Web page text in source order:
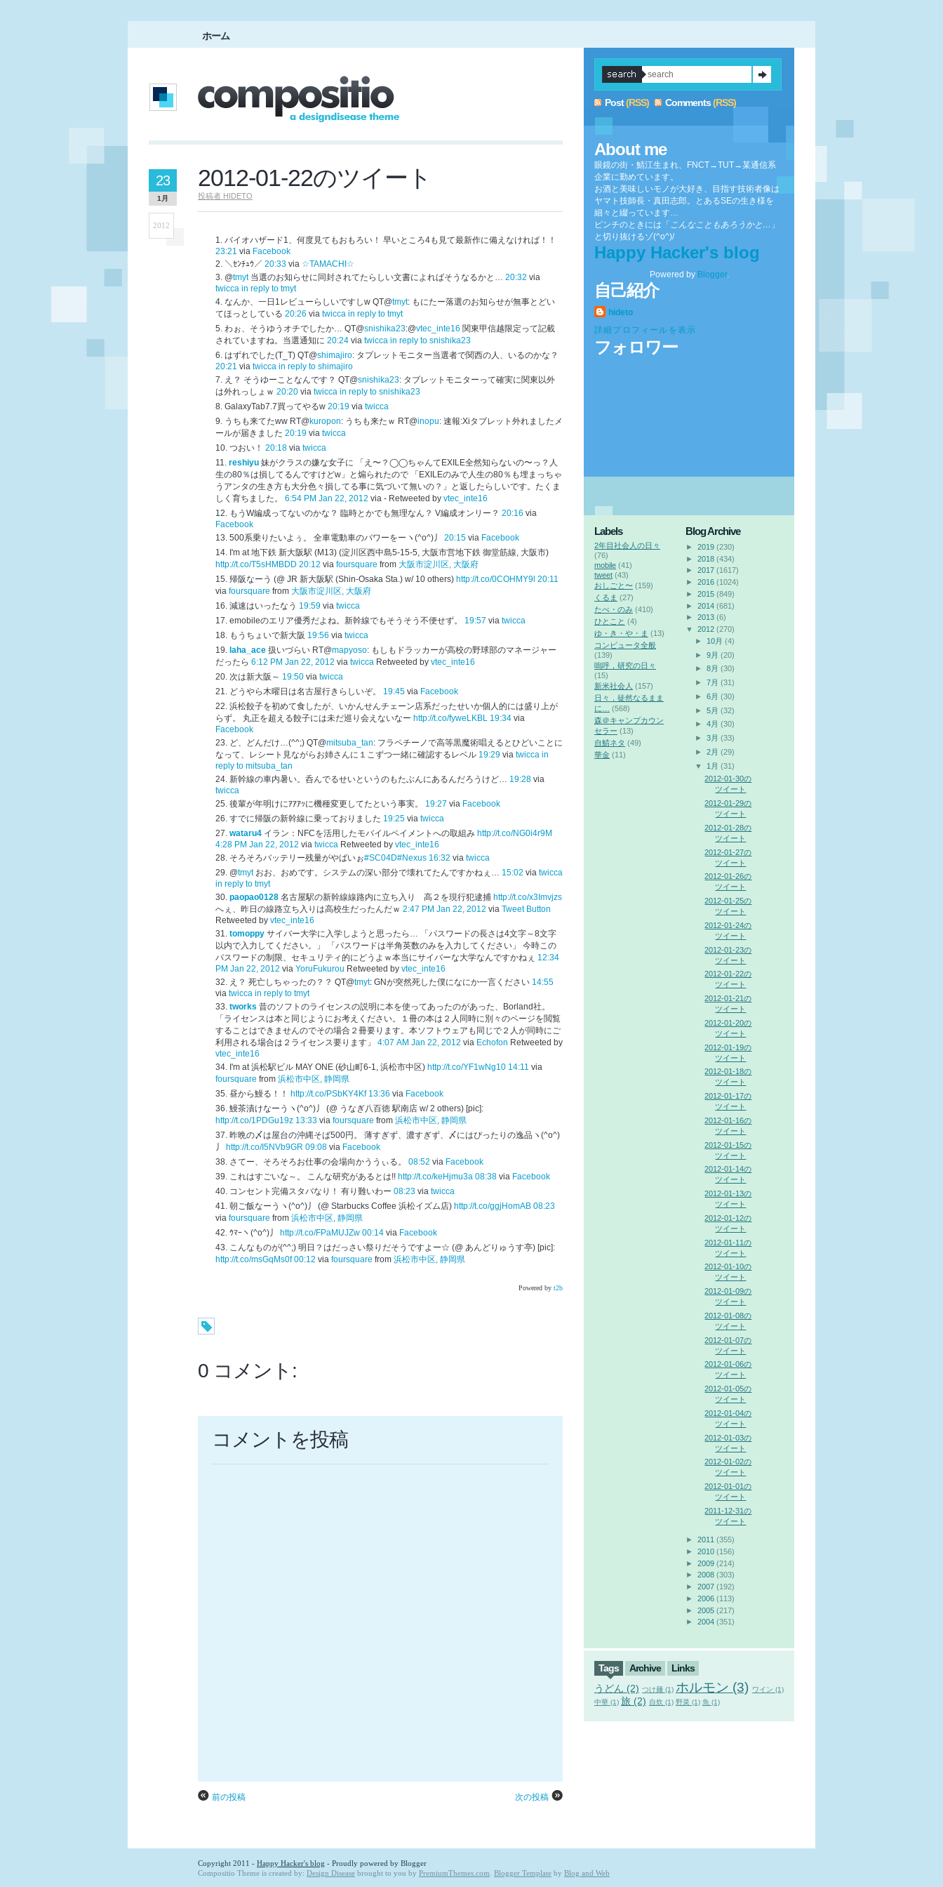
ホーム
2012-01-22のツイート
投稿者 HIDETO
23
1月
2012
バイオハザード1、何度見てもおもろい！ 早いところ4も見て最新作に備えなければ！！
23:21 via Facebook
＼ｾﾝﾁｭｳ／ 20:33 via ☆TAMACHI☆
@tmyt当選のお知らせに同封されてたらしい文書によればそうなるかと… 20:32 via
twicca in reply to tmyt
なんか、一日1レビューらしいですしw QT@tmyt: もにたー落選のお知らせが無事とどい
てほっとしている 20:26 via twicca in reply to tmyt
わぉ、そうゆうオチでしたか… QT@snishika23:@vtec_inte16 関東甲信越限定って記載
されていますね。当選通知に 20:24 via twicca in reply to snishika23
はずれでした(T_T) QT@shimajiro: タプレットモニター当選者で関西の人、いるのかな？
20:21 via twicca in reply to shimajiro
え？ そうゆーことなんです？ QT@snishika23: タブレットモニターって確実に関東以外
は外れっしょｗ 20:20 via twicca in reply to snishika23
GalaxyTab7.7買ってやるw 20:19 via twicca
うちも来てたww RT@kuropon: うちも来たｗ RT@inopu: 速報:Xiタブレット外れましたメ
ールが届きました 20:19 via twicca
つおい！ 20:18 via twicca
reshiyu 妹がクラスの嫌な女子に 「え〜？◯◯ちゃんてEXILE全然知らないの〜っ？人
生の80％は損してるんですけどw」と煽られたので 「EXILEのみで人生の80％も埋まっちゃ
うアンタの生き方も大分色々損してる事に気づいて無いの？」と返したらしいです。たくま
しく育ちました。
6:54 PM Jan 22, 2012 via - Retweeted by vtec_inte16
もうW編成ってないのかな？ 臨時とかでも無理なん？ V編成オンリー？ 20:16 via
Facebook
500系乗りたいよぅ。 全車電動車のパワーをーヽ(^o^)丿
20:15 via Facebook
I'm at 地下鉄 新大阪駅 (M13) (淀川区西中島5-15-5, 大阪市営地下鉄 御堂筋線, 大阪市)
http://t.co/T5sHMBDD 20:12 via foursquare from 大阪市淀川区, 大阪府
帰阪なーう (@ JR 新大阪駅 (Shin-Osaka Sta.) w/ 10 others) http://t.co/0COHMY9l 20:11
via foursquare from 大阪市淀川区, 大阪府
減速はいったなう 19:59 via twicca
emobileのエリア優秀だよね。新幹線でもそうそう不便せず。
19:57 via twicca
もうちょいで新大阪 19:56 via twicca
laha_ace 扱いづらい RT@mapyoso: もしもドラッカーが高校の野球部のマネージャー
だったら 6:12 PM Jan 22, 2012 via twicca Retweeted by vtec_inte16
次は新大阪～ 19:50 via twicca
どうやら木曜日は名古屋行きらしいぞ。
19:45 via Facebook
浜松餃子を初めて食したが、いかんせんチェーン店系だったせいか個人的には盛り上が
らず。 丸正を超える餃子には未だ巡り会えないなー http://t.co/fyweLKBL 19:34 via
Facebook
ど、どんだけ…(^^;) QT@mitsuba_tan: フラペチーノで高等黒魔術唱えるとひどいことに
なって、レシート見ながらお姉さんに１こずつ一緒に確認するレベル 19:29 via twicca in
reply to mitsuba_tan
新幹線の車内暑い。呑んでるせいというのもたぶんにあるんだろうけど… 19:28 via
twicca
後輩が年明けにｱｱｱｯに機種変更してたという事実。
19:27 via Facebook
すでに帰阪の新幹線に乗っておりました 19:25 via twicca
wataru4 イラン：NFCを活用したモバイルペイメントへの取組み http://t.co/NG0i4r9M
4:28 PM Jan 22, 2012 via twicca Retweeted by vtec_inte16
そろそろバッテリー残量がやばいぉ#SC04D#Nexus 16:32 via twicca
@tmytおお、おめです。システムの深い部分で壊れてたんですかねぇ… 15:02 via twicca
in reply to tmyt
paopao0128 名古屋駅の新幹線線路内に立ち入り 高２を現行犯逮捕 http://t.co/x3Imvjzs
へぇ、昨日の線路立ち入りは高校生だったんだｗ 2:47 PM Jan 22, 2012 via Tweet Button
Retweeted by vtec_inte16
tomoppy サイバー大学に入学しようと思ったら… 「パスワードの長さは4文字～8文字
以内で入力してください。」 「パスワードは半角英数のみを入力してください」 今時この
パスワードの制限、セキュリティ的にどうよｗ本当にサイバーな大学なんですかねぇ 12:34
PM Jan 22, 2012 via YoruFukurou Retweeted by vtec_inte16
え？ 死亡しちゃったの？？ QT@tmyt: GNが突然死した僕になにか一言ください 14:55
via twicca in reply to tmyt
tworks 昔のソフトのライセンスの説明に本を使ってあったのがあった、Borland社。
「ライセンスは本と同じようにお考えください。１冊の本は２人同時に別々のページを閲覧
することはできませんのでその場合２冊要ります。本ソフトウェアも同じで２人が同時にご
利用される場合は２ライセンス要ります」
4:07 AM Jan 22, 2012 via Echofon Retweeted by
vtec_inte16
I'm at 浜松駅ビル MAY ONE (砂山町6-1, 浜松市中区) http://t.co/YF1wNg10 14:11 via
foursquare from 浜松市中区, 静岡県
昼から鰻る！！ http://t.co/PSbKY4Kf 13:36 via Facebook
鰻茶漬けなーうヽ(^o^)丿 (@ うなぎ八百徳 駅南店 w/ 2 others) [pic]:
http://t.co/1PDGu19z 13:33 via foursquare from 浜松市中区, 静岡県
昨晩の〆は屋台の沖縄そば500円。 薄すぎず、濃すぎず、〆にはぴったりの逸品ヽ(^o^)
丿 http://t.co/I5NVb9GR 09:08 via Facebook
さてー、そろそろお仕事の会場向かううぃる。
08:52 via Facebook
これはすごいな～。 こんな研究があるとは!! http://t.co/keHjmu3a 08:38 via Facebook
コンセント完備スタバなり！ 有り難いわー 08:23 via twicca
朝ご飯なーうヽ(^o^)丿 (@ Starbucks Coffee 浜松イズム店) http://t.co/ggjHomAB 08:23
via foursquare from 浜松市中区, 静岡県
ｳﾏｰヽ(^o^)丿 http://t.co/FPaMUJZw 00:14 via Facebook
こんなものが(^^;) 明日？はだっさい祭りだそうですよー☆ (@ あんどりゅうす亭) [pic]:
http://t.co/msGqMs0f 00:12 via foursquare from 浜松市中区, 静岡県
Powered by t2b
0 コメント:
コメントを投稿
次の投稿
前の投稿
Post(RSS) Comments(RSS)
About me
眼鏡の街・鯖江生まれ、FNCT→TUT→某通信系
企業に勤めています。
お酒と美味しいモノが大好き、目指す技術者像は
ヤマト技師長・真田志郎。とあるSEの生き様を
細々と綴っています…
ピンチのときには「 こんなこともあろうかと… 」
と切り抜けるゾ(^o^)/
Happy Hacker's blog
Powered by Blogger.
自己紹介
hideto
詳細プロフィールを表示
フォロワー
Labels
2年目社会人の日々
(76)
mobile (41)
tweet (43)
おしごと〜 (159)
くるま (27)
たべ・のみ (410)
ひとこと (4)
ゆ・き・や・ま (13)
コンピュータ全般
(139)
嗚呼，研究の日々
(15)
新米社会人 (157)
日々，徒然なるまま
に…
(568)
森＠キャンプカウン
セラー (13)
自鯖ネタ (49)
華金 (11)
Blog Archive
► 2019 (230)
► 2018 (434)
► 2017 (1617)
► 2016 (1024)
► 2015 (849)
► 2014 (681)
► 2013 (6)
▼
2012 (270)
► 10月 (4)
►9月 (20)
►8月 (30)
►7月 (31)
►6月 (30)
►5月 (32)
►4月 (30)
►3月 (33)
►2月 (29)
▼
1月 (31)
2012-01-30の
ツイート
2012-01-29の
ツイート
2012-01-28の
ツイート
2012-01-27の
ツイート
2012-01-26の
ツイート
2012-01-25の
ツイート
2012-01-24の
ツイート
2012-01-23の
ツイート
2012-01-22の
ツイート
2012-01-21の
ツイート
2012-01-20の
ツイート
2012-01-19の
ツイート
2012-01-18の
ツイート
2012-01-17の
ツイート
2012-01-16の
ツイート
2012-01-15の
ツイート
2012-01-14の
ツイート
2012-01-13の
ツイート
2012-01-12の
ツイート
2012-01-11の
ツイート
2012-01-10の
ツイート
2012-01-09の
ツイート
2012-01-08の
ツイート
2012-01-07の
ツイート
2012-01-06の
ツイート
2012-01-05の
ツイート
2012-01-04の
ツイート
2012-01-03の
ツイート
2012-01-02の
ツイート
2012-01-01の
ツイート
2011-12-31の
ツイート
► 2011 (355)
► 2010 (156)
► 2009 (214)
► 2008 (303)
► 2007 (192)
► 2006 (113)
► 2005 (217)
► 2004 (351)
Tags Archive
Links
うどん (2) つけ麺 (1) ホルモン (3)
ワイン (1)
中華 (1) 旅 (2) 自炊 (1) 野菜 (1) 魚 (1)
Copyright 2011 - Happy Hacker's blog - Proudly powered by Blogger
Compositio Theme is created by: Design Disease brought to you by PremiumThemes.com Blogger Template by Blog and Web